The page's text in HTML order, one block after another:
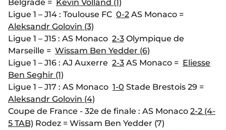
Belgrade = Kevin Volland (1)
Ligue 1 – J14 : Toulouse FC 0-2 AS Monaco =
Aleksandr Golovin (3)
Ligue 1 – J15 : AS Monaco 2-3 Olympique de
Marseille = Wissam Ben Yedder (6)
Ligue 1 – J16 : AJ Auxerre 2-3 AS Monaco = Eliesse
Ben Seghir (1)
Ligue 1 – J17 : AS Monaco 1-0 Stade Brestois 29 =
Aleksandr Golovin (4)
Coupe de France - 32e de finale : AS Monaco 2-2 (4-
5 TAB) Rodez = Wissam Ben Yedder (7)